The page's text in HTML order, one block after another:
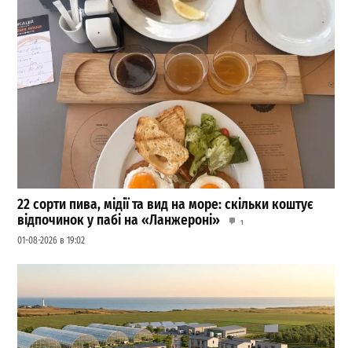
22 сорти пива, мідії та вид на море: скільки коштує
відпочинок у пабі на «Ланжероні»
1
01-08-2026 в 19:02